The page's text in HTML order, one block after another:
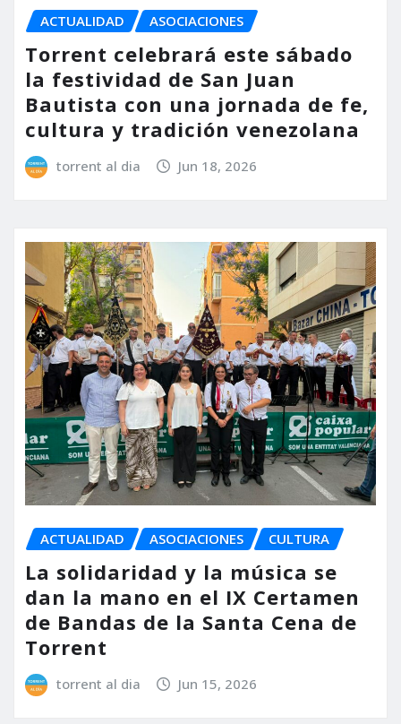
ACTUALIDAD ASOCIACIONES
Torrent celebrará este sábado
la festividad de San Juan
Bautista con una jornada de fe,
cultura y tradición venezolana
torrent al dia Jun 18, 2026
ACTUALIDAD ASOCIACIONES CULTURA
La solidaridad y la música se
dan la mano en el IX Certamen
de Bandas de la Santa Cena de
Torrent
torrent al dia Jun 15, 2026